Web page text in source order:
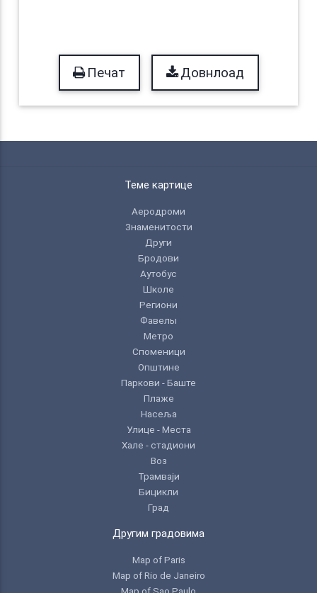
Печат Довнлоад
Теме картице
Аеродроми
Знаменитости
Други
Бродови
Аутобус
Школе
Региони
Фавелы
Метро
Споменици
Општине
Паркови - Баште
Плаже
Насеља
Улице - Места
Хале - стадиони
Воз
Трамваји
Бицикли
Град
Другим градовима
Map of Paris
Map of Rio de Janeiro